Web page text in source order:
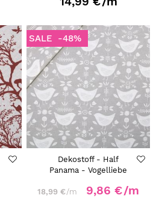
SALE -48%
Dekostoff - Half
Panama - Vogelliebe
18,99 €/m 9,86 €/m